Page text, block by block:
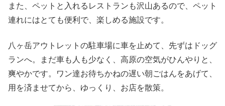
また、ペットと入れるレストランも沢山あるので、ペット
連れにはとても便利で、楽しめる施設です。
八ヶ岳アウトレットの駐車場に車を止めて、先ずはドッグ
ランへ。まだ車も人も少なく、高原の空気がひんやりと、
爽やかです。ワン達お待ちかねの遅い朝ごはんをあげて、
用を済ませてから、ゆっくり、お店を散策。